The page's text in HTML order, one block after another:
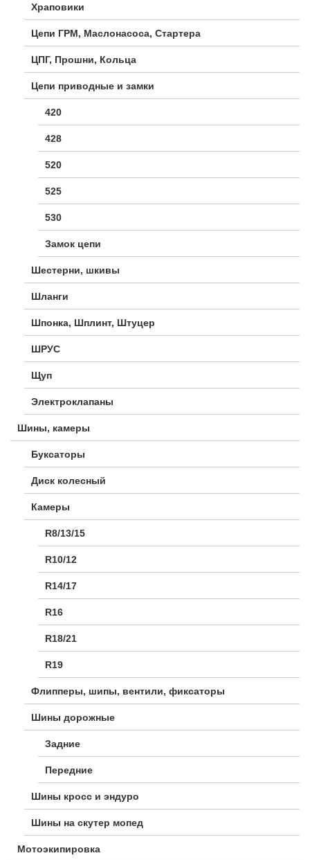
Храповики
Цепи ГРМ, Маслонасоса, Стартера
ЦПГ, Прошни, Кольца
Цепи приводные и замки
420
428
520
525
530
Замок цепи
Шестерни, шкивы
Шланги
Шпонка, Шплинт, Штуцер
ШРУС
Щуп
Электроклапаны
Шины, камеры
Буксаторы
Диск колесный
Камеры
R8/13/15
R10/12
R14/17
R16
R18/21
R19
Флипперы, шипы, вентили, фиксаторы
Шины дорожные
Задние
Передние
Шины кросс и эндуро
Шины на скутер мопед
Мотоэкипировка